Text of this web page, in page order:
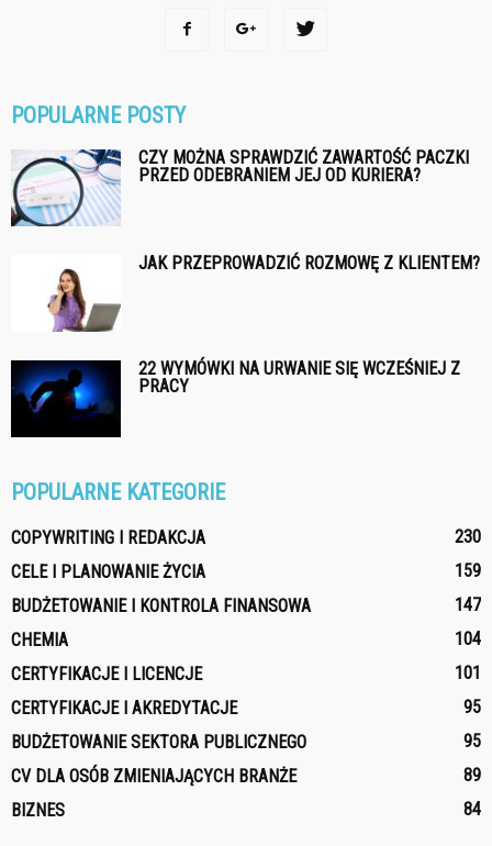
POPULARNE POSTY
CZY MOŻNA SPRAWDZIĆ ZAWARTOŚĆ PACZKI
PRZED ODEBRANIEM JEJ OD KURIERA?
JAK PRZEPROWADZIĆ ROZMOWĘ Z KLIENTEM?
22 WYMÓWKI NA URWANIE SIĘ WCZEŚNIEJ Z
PRACY
POPULARNE KATEGORIE
COPYWRITING I REDAKCJA
230
CELE I PLANOWANIE ŻYCIA
159
BUDŻETOWANIE I KONTROLA FINANSOWA
147
CHEMIA
104
CERTYFIKACJE I LICENCJE
101
CERTYFIKACJE I AKREDYTACJE
95
BUDŻETOWANIE SEKTORA PUBLICZNEGO
95
CV DLA OSÓB ZMIENIAJĄCYCH BRANŻE
89
BIZNES
84